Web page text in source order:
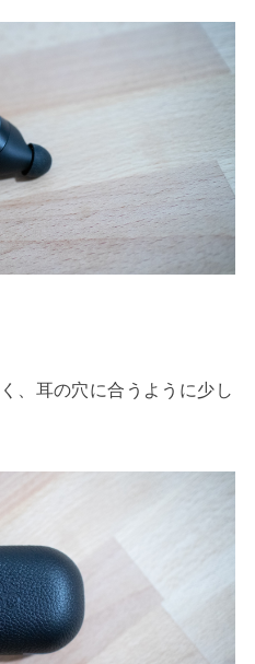
、耳の穴に合うように少し